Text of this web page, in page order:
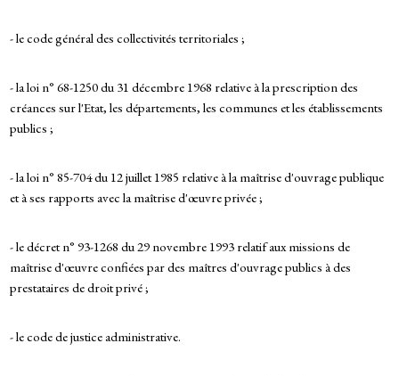
- le code général des collectivités territoriales ;
- la loi n° 68-1250 du 31 décembre 1968 relative à la prescription des
créances sur l'Etat, les départements, les communes et les établissements
publics ;
- la loi n° 85-704 du 12 juillet 1985 relative à la maîtrise d'ouvrage publique
et à ses rapports avec la maîtrise d'œuvre privée ;
- le décret n° 93-1268 du 29 novembre 1993 relatif aux missions de
maîtrise d'œuvre confiées par des maîtres d'ouvrage publics à des
prestataires de droit privé ;
- le code de justice administrative.